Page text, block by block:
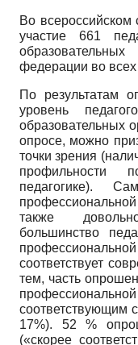
Во всероссийском
участие 661
федерации во
По результатам
уровень
образовательных
опросе, можно
точки зрения
профильности
педагогике).
также
большинство
соответствует
тем, часть
соответствующим
17%). 52 %
(«скорее